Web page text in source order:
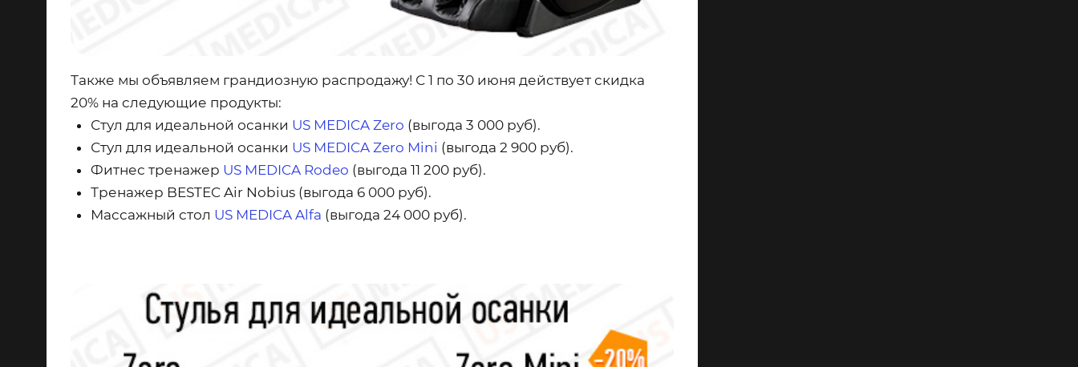
Также мы объявляем грандиозную распродажу! С 1 по 30 июня действует скидка
20% на следующие продукты:
Стул для идеальной осанки US MEDICA Zero (выгода 3 000 руб).
Стул для идеальной осанки US MEDICA Zero Mini (выгода 2 900 руб).
Фитнес тренажер US MEDICA Rodeo (выгода 11 200 руб).
Тренажер BESTEC Air Nobius (выгода 6 000 руб).
Массажный стол US MEDICA Alfa (выгода 24 000 руб).